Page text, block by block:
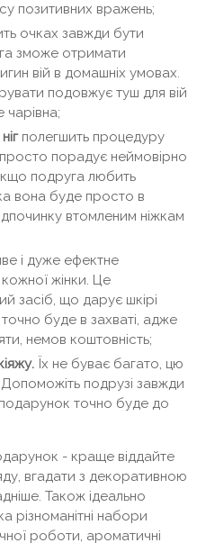
позитивних вражень;
очках завжди бути
зможе отримати
вій в домашніх умовах.
подовжує туш для вій
чарівна;
полегшить процедуру
порадує неймовірно
подруга любить
вона буде просто в
втомленим ніжкам
і дуже ефектне
жінки. Це
засіб, що дарує шкірі
буде в захваті, адже
немов коштовність;
Їх не буває багато, цю
подрузі завжди
точно буде до
- краще віддайте
вгадати з декоративною
Також ідеально
різноманітні набори
роботи, ароматичні